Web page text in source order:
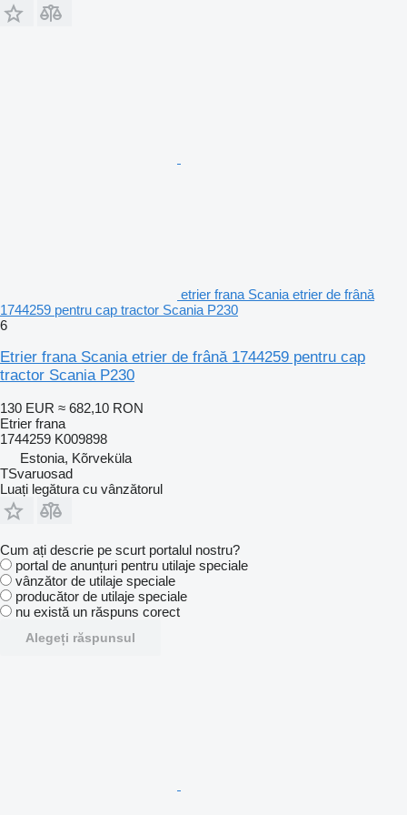
etrier frana Scania etrier de frână
1744259 pentru cap tractor Scania P230
6
Etrier frana Scania etrier de frână 1744259 pentru cap
tractor Scania P230
130 EUR ≈ 682,10 RON
Etrier frana
1744259 K009898
Estonia, Kõrveküla
TSvaruosad
Luați legătura cu vânzătorul
Cum ați descrie pe scurt portalul nostru?
portal de anunțuri pentru utilaje speciale
vânzător de utilaje speciale
producător de utilaje speciale
nu există un răspuns corect
Alegeți răspunsul